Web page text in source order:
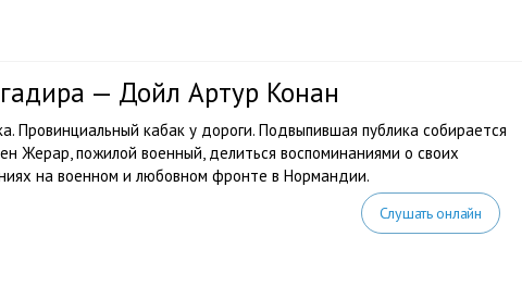
— Дойл Артур Конан
Провинциальный кабак у дороги. Подвыпившая публика собирается
Жерар, пожилой военный, делиться воспоминаниями о своих
на военном и любовном фронте в Нормандии.
Слушать онлайн